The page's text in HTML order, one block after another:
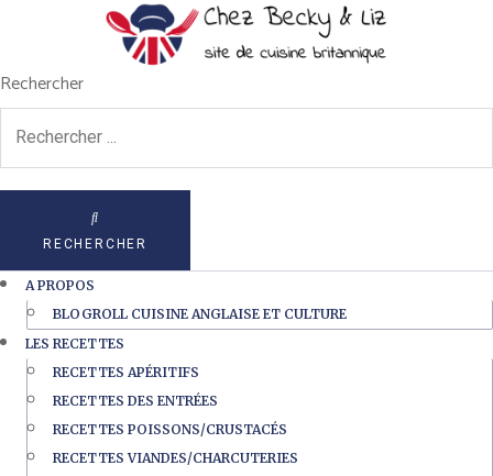
Rechercher
RECHERCHER
A PROPOS
BLOGROLL CUISINE ANGLAISE ET CULTURE
LES RECETTES
RECETTES APÉRITIFS
RECETTES DES ENTRÉES
RECETTES POISSONS/CRUSTACÉS
RECETTES VIANDES/CHARCUTERIES